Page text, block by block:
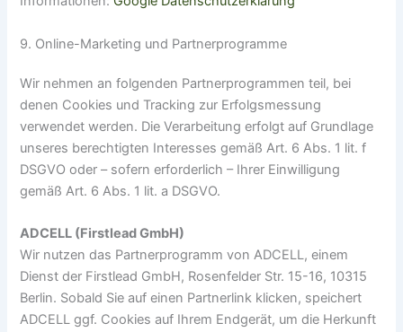
9. Online-Marketing und Partnerprogramme
Wir nehmen an folgenden Partnerprogrammen teil, bei
denen Cookies und Tracking zur Erfolgsmessung
verwendet werden. Die Verarbeitung erfolgt auf Grundlage
unseres berechtigten Interesses gemäß Art. 6 Abs. 1 lit. f
DSGVO oder – sofern erforderlich – Ihrer Einwilligung
gemäß Art. 6 Abs. 1 lit. a DSGVO.
ADCELL (Firstlead GmbH)
Wir nutzen das Partnerprogramm von ADCELL, einem
Dienst der Firstlead GmbH, Rosenfelder Str. 15-16, 10315
Berlin. Sobald Sie auf einen Partnerlink klicken, speichert
ADCELL ggf. Cookies auf Ihrem Endgerät, um die Herkunft